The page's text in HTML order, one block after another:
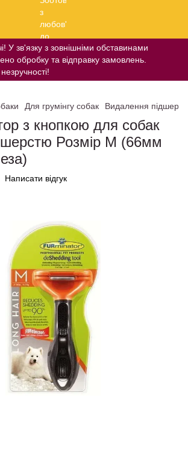
У зв'язку з зовнішніми обставинами
обробку та відправку замовлень.
Для грумінгу собак Видалення
з кнопкою для собак
Розмір M (66мм
Написати відгук